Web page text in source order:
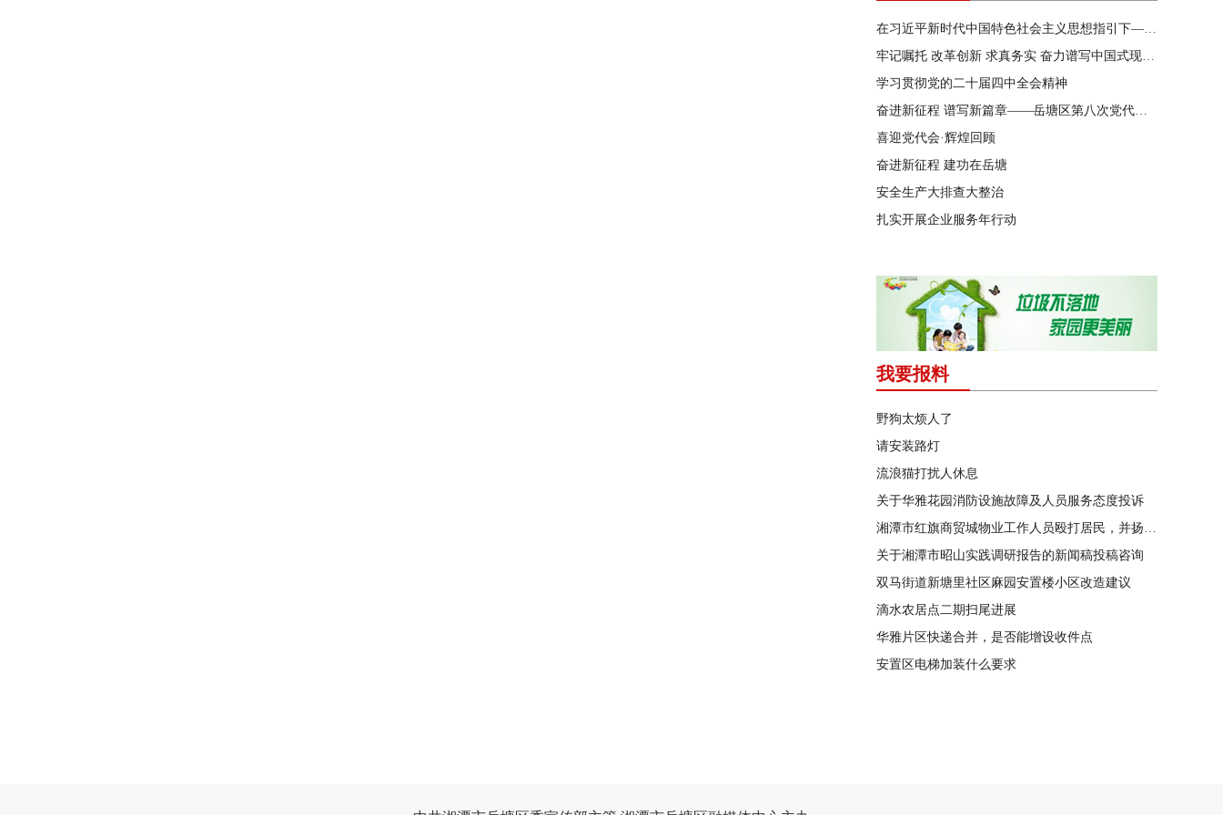
在习近平新时代中国特色社会主义思想指引下——新时代 新作为 新篇章
牢记嘱托 改革创新 求真务实 奋力谱写中国式现代化湖南篇章
学习贯彻党的二十届四中全会精神
奋进新征程 谱写新篇章——岳塘区第八次党代会特别报道
喜迎党代会·辉煌回顾
奋进新征程 建功在岳塘
安全生产大排查大整治
扎实开展企业服务年行动
我要报料
野狗太烦人了
请安装路灯
流浪猫打扰人休息
关于华雅花园消防设施故障及人员服务态度投诉
湘潭市红旗商贸城物业工作人员殴打居民，并扬言恐吓“我打死你有冯友根负责”
关于湘潭市昭山实践调研报告的新闻稿投稿咨询
双马街道新塘里社区麻园安置楼小区改造建议
滴水农居点二期扫尾进展
华雅片区快递合并，是否能增设收件点
安置区电梯加装什么要求